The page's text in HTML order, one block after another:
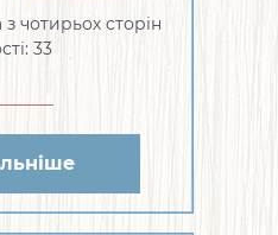
чотирьох сторін
33